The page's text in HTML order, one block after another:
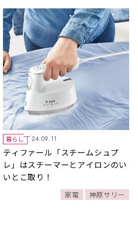
暮らし 24.09.11
ティファール「スチームシュプ
レ」はスチーマーとアイロンのい
いとこ取り！
家電 神原サリー